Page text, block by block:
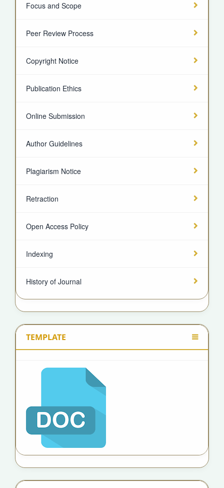
Focus and Scope
Peer Review Process
Copyright Notice
Publication Ethics
Online Submission
Author Guidelines
Plagiarism Notice
Retraction
Open Access Policy
Indexing
History of Journal
TEMPLATE